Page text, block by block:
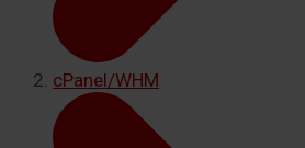
cPanel/WHM